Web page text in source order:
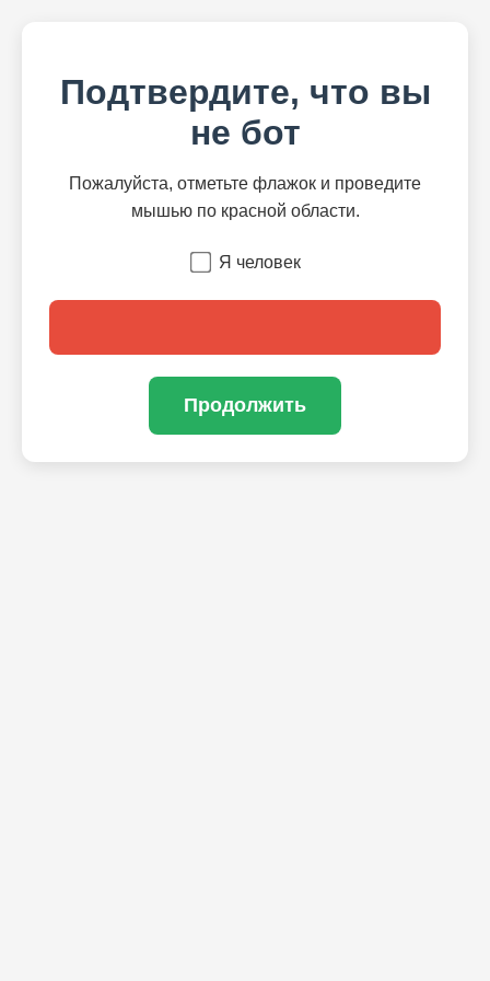
Подтвердите, что вы
не бот
Пожалуйста, отметьте флажок и проведите
мышью по красной области.
Я человек
Продолжить